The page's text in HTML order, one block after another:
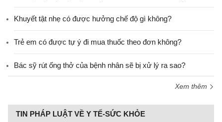
Khuyết tật nhẹ có được hưởng chế độ gì không?
Trẻ em có được tự ý đi mua thuốc theo đơn không?
Bác sỹ rút ống thở của bệnh nhân sẽ bị xử lý ra sao?
Xem thêm
TIN PHÁP LUẬT VỀ Y TẾ-SỨC KHỎE